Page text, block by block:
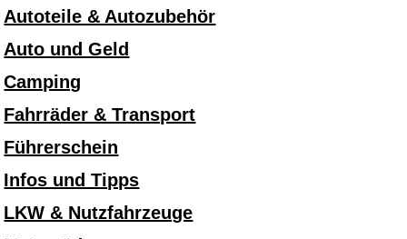
Autoteile & Autozubehör
Auto und Geld
Camping
Fahrräder & Transport
Führerschein
Infos und Tipps
LKW & Nutzfahrzeuge